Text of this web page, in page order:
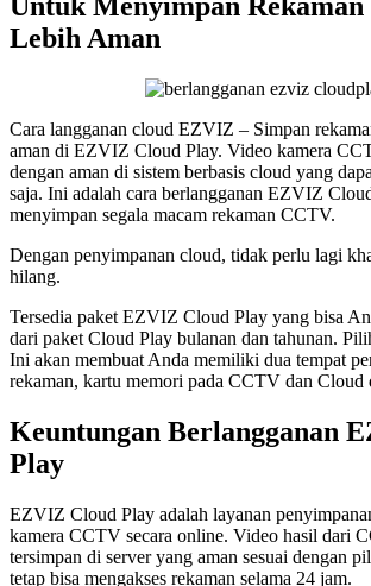
Lebih Aman
Cara langganan cloud EZVIZ – Simpan
aman di EZVIZ Cloud Play. Video kamera
dengan aman di sistem berbasis cloud yang
saja. Ini adalah cara berlangganan EZVIZ
menyimpan segala macam rekaman CCTV.
Dengan penyimpanan cloud, tidak perlu lagi
hilang.
Tersedia paket EZVIZ Cloud Play yang bisa
dari paket Cloud Play bulanan dan tahunan.
Ini akan membuat Anda memiliki dua tempat
rekaman, kartu memori pada CCTV dan Cloud
Keuntungan Berlangganan
Play
EZVIZ Cloud Play adalah layanan
kamera CCTV secara online. Video hasil dari
tersimpan di server yang aman sesuai dengan
tetap bisa mengakses rekaman selama 24 jam.